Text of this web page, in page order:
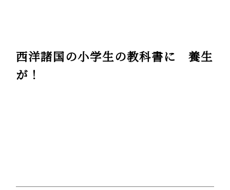
西洋諸国の小学生の教科書に 養生
が！